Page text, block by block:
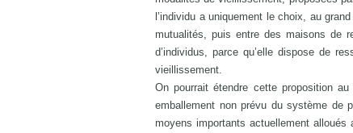
l’individu a uniquement le choix, au
mutualités, puis entre des maisons de
d’individus, parce qu’elle dispose de
vieillissement.
On pourrait étendre cette proposition
emballement non prévu du système de
moyens importants actuellement